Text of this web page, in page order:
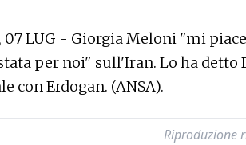
07 LUG - Giorgia Meloni "mi
per noi" sull'Iran. Lo ha detto
con Erdogan. (ANSA).
Riproduzione